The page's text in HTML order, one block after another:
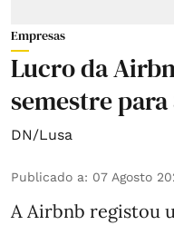
Empresas
Lucro da
semestre
DN/Lusa
Publicado a: 07 Agosto
A Airbnb registou